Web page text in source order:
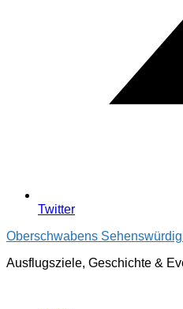
Twitter
Oberschwabens
Ausflugsziele, Geschichte &